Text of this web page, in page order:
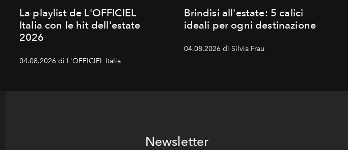
La playlist de L'OFFICIEL
Italia con le hit dell'estate
2026
04.08.2026 di L'OFFICIEL Italia
Brindisi all'estate: 5 calici
ideali per ogni destinazione
04.08.2026 di Silvia Frau
Newsletter